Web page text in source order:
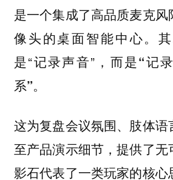
是一个集成了高品质麦克风
像头的桌面智能中心。
是“记录声音”，而是“记
系”。
这为复盘会议氛围、肢体语
至产品演示细节，提供了无
影石代表了一类玩家的核心